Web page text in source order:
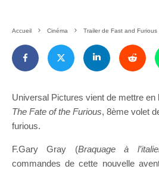
Accueil Cinéma Trailer de Fast and Furious
Universal Pictures vient de mettre en
The Fate of the Furious, 8ème volet
furious.
F.Gary Gray (Braquage à
commandes de cette nouvelle